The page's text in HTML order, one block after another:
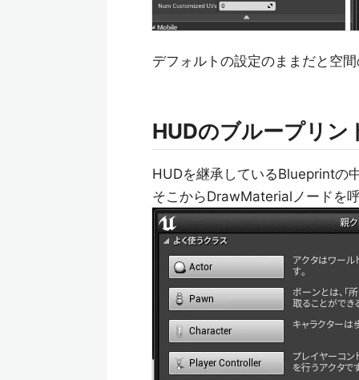
デフォルトの設定のままだと空
HUDのブループリン
HUDを継承しているBlueprintの
そこからDrawMaterialノードを